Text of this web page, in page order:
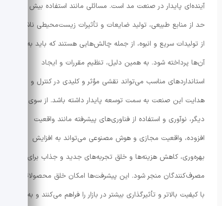
آینده‌ای پایدار در صنعت مد است. مسائلی مانند استفاده بیش از
حد از منابع طبیعی، تولید ضایعات و تأثیرات زیست‌محیطی ناشی
از تولیدات سریع و انبوه، از جمله چالش‌هایی هستند که باید به
آن‌ها پرداخته شود. به همین دلیل، تنظیم مقررات و ایجاد
استانداردهای مناسب می‌تواند نقشی مؤثر و کلیدی در کنترل و
هدایت این صنعت به سمت توسعه پایدار داشته باشد. از سوی
دیگر، نوآوری و استفاده از فناوری‌های پیشرفته مانند واقعیت
افزوده، واقعیت مجازی و هوش مصنوعی می‌تواند به افزایش
بهره‌وری، کاهش هزینه‌ها و خلق تجربه‌های جدید و جذاب برای
مصرف‌کنندگان منجر شود. این پیشرفت‌ها امکان خلق محصولاتی
با کیفیت بالاتر و تأثیرگذاری بیشتر در بازار را فراهم می‌کنند و به